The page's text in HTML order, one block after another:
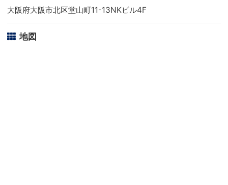
大阪府大阪市北区堂山町11-13NKビル4F
地図